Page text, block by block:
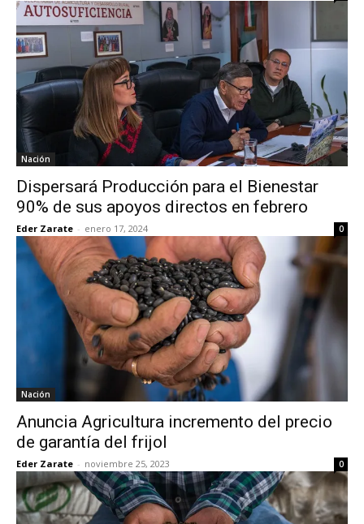
Nación
Dispersará Producción para el Bienestar
90% de sus apoyos directos en febrero
Eder Zarate - enero 17, 2024 0
Nación
Anuncia Agricultura incremento del precio
de garantía del frijol
Eder Zarate - noviembre 25, 2023 0